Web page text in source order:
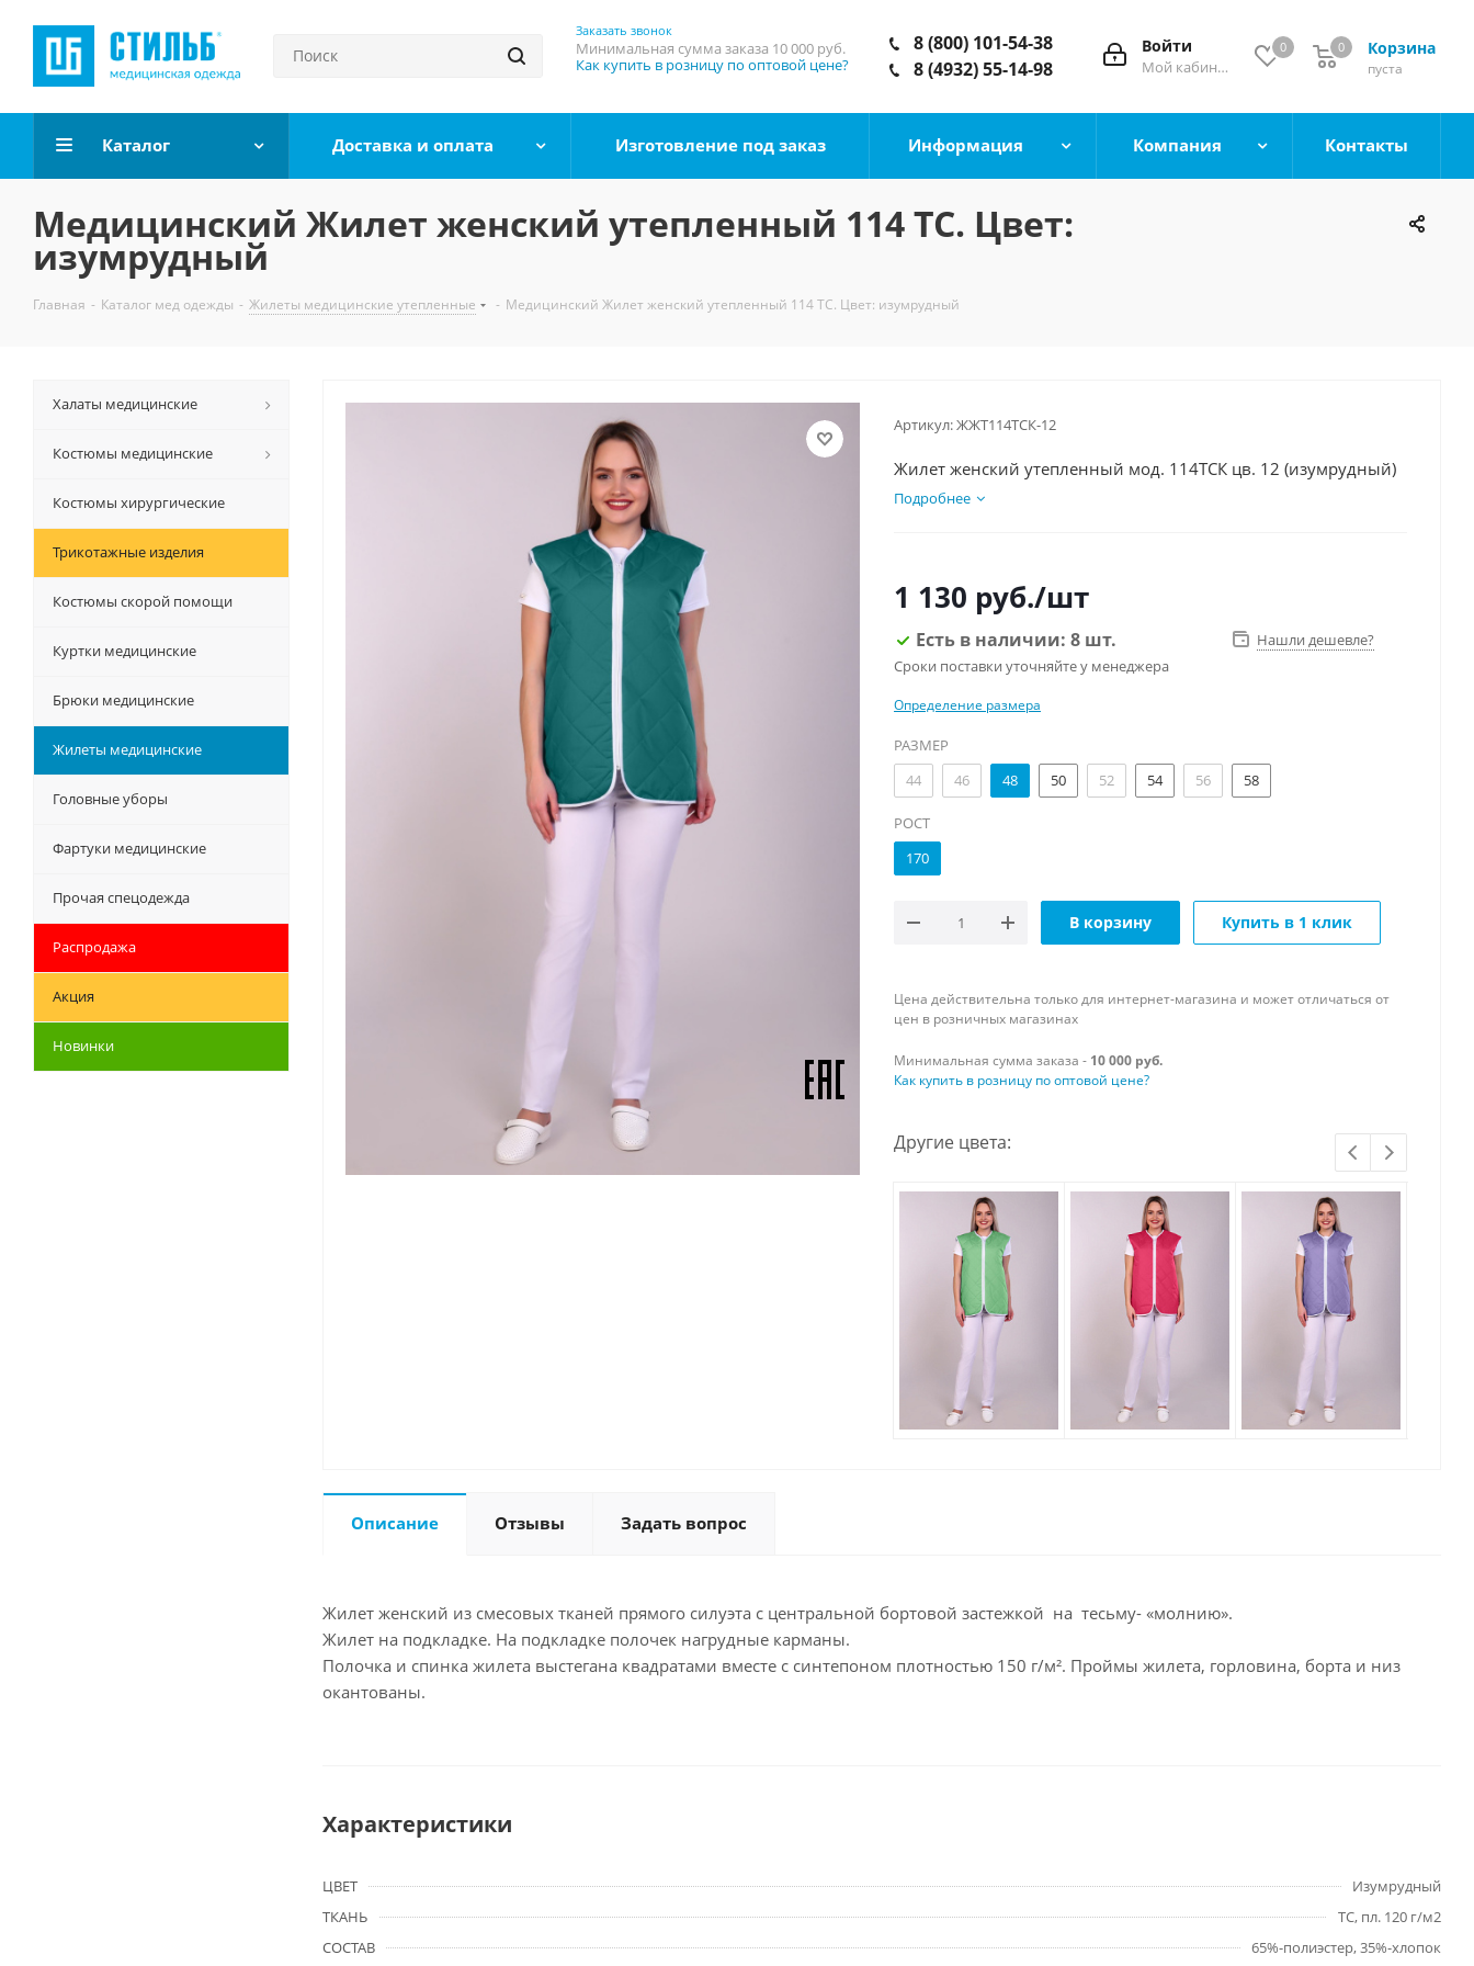
Заказать звонок
Минимальная сумма заказа 10 000 руб.
Как купить в розницу по оптовой цене?
0 Корзина
пуста
0
Войти
Мой кабинет
8 (800) 101-54-38
8 (4932) 55-14-98
Каталог Доставка и оплата Изготовление под заказ Информация Компания Контакты
Медицинский Жилет женский утепленный 114 ТС. Цвет:
изумрудный
Главная - Каталог мед одежды - Жилеты медицинские утепленные - Медицинский Жилет женский утепленный 114 ТС. Цвет: изумрудный
Артикул:ЖЖТ114ТСК-12
Жилет женский утепленный мод. 114ТСК цв. 12 (изумрудный)
Подробнее
1 130 руб./шт
Есть в наличии: 8 шт.
Нашли дешевле?
Сроки поставки уточняйте у менеджера
Определение размера
РАЗМЕР
44
46 48 50 52 54 56 58
РОСТ
170
В корзину Купить в 1 клик
Цена действительна только для интернет-магазина и может отличаться от
цен в розничных магазинах
Минимальная сумма заказа - 10 000 руб.
Как купить в розницу по оптовой цене?
Другие цвета:
Описание Отзывы Задать вопрос
Жилет женский из смесовых тканей прямого силуэта с центральной бортовой застежкой на тесьму- «молнию».
Жилет на подкладке. На подкладке полочек нагрудные карманы.
Полочка и спинка жилета выстегана квадратами вместе с синтепоном плотностью 150 г/м². Проймы жилета, горловина, борта и низ
окантованы.
Характеристики
ЦВЕТ
Изумрудный
ТКАНЬ
TC, пл. 120 г/м2
СОСТАВ
65%-полиэстер, 35%-хлопок
Халаты медицинские
Костюмы медицинские
Костюмы хирургические
Трикотажные изделия
Костюмы скорой помощи
Куртки медицинские
Брюки медицинские
Жилеты медицинские
Головные уборы
Фартуки медицинские
Прочая спецодежда
Распродажа
Акция
Новинки